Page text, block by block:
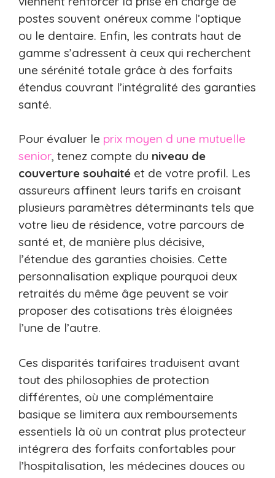
postes souvent onéreux comme l’optique
ou le dentaire. Enfin, les contrats haut de
gamme s’adressent à ceux qui recherchent
une sérénité totale grâce à des forfaits
étendus couvrant l’intégralité des garanties
santé.
Pour évaluer le prix moyen d une mutuelle
senior, tenez compte du niveau de
couverture souhaité et de votre profil. Les
assureurs affinent leurs tarifs en croisant
plusieurs paramètres déterminants tels que
votre lieu de résidence, votre parcours de
santé et, de manière plus décisive,
l’étendue des garanties choisies. Cette
personnalisation explique pourquoi deux
retraités du même âge peuvent se voir
proposer des cotisations très éloignées
l’une de l’autre.
Ces disparités tarifaires traduisent avant
tout des philosophies de protection
différentes, où une complémentaire
basique se limitera aux remboursements
essentiels là où un contrat plus protecteur
intégrera des forfaits confortables pour
l’hospitalisation, les médecines douces ou